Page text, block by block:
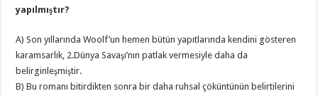
yapılmıştır?
A) Son yıllarında Woolf’un hemen bütün yapıtlarında kendini gösteren
karamsarlık, 2.Dünya Savaşı’nın patlak vermesiyle daha da
belirginleşmiştir.
B) Bu romanı bitirdikten sonra bir daha ruhsal çöküntünün belirtilerini